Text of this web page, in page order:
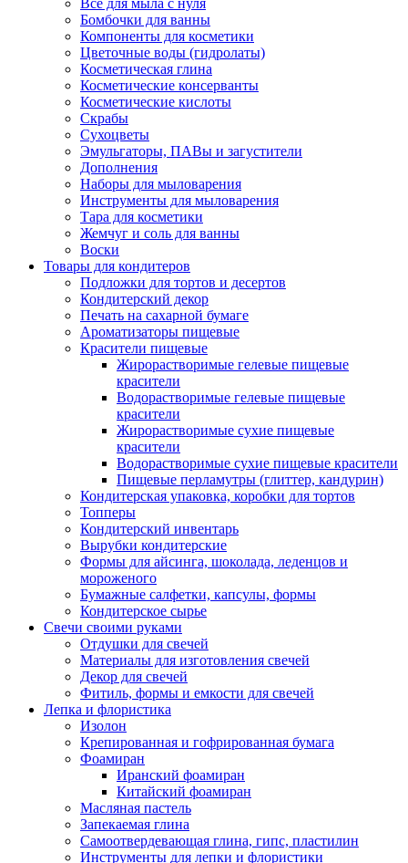
Бомбочки для ванны
Компоненты для косметики
Цветочные воды (гидролаты)
Косметическая глина
Косметические консерванты
Косметические кислоты
Скрабы
Сухоцветы
Эмульгаторы, ПАВы и загустители
Дополнения
Наборы для мыловарения
Инструменты для мыловарения
Тара для косметики
Жемчуг и соль для ванны
Воски
Товары для кондитеров
Подложки для тортов и десертов
Кондитерский декор
Печать на сахарной бумаге
Ароматизаторы пищевые
Красители пищевые
Жирорастворимые гелевые пищевые
красители
Водорастворимые гелевые пищевые
красители
Жирорастворимые сухие пищевые
красители
Водорастворимые сухие пищевые красители
Пищевые перламутры (глиттер, кандурин)
Кондитерская упаковка, коробки для тортов
Топперы
Кондитерский инвентарь
Вырубки кондитерские
Формы для айсинга, шоколада, леденцов и
мороженого
Бумажные салфетки, капсулы, формы
Кондитерское сырье
Свечи своими руками
Отдушки для свечей
Материалы для изготовления свечей
Декор для свечей
Фитиль, формы и емкости для свечей
Лепка и флористика
Изолон
Крепированная и гофрированная бумага
Фоамиран
Иранский фоамиран
Китайский фоамиран
Масляная пастель
Запекаемая глина
Самоотвердевающая глина, гипс, пластилин
Инструменты для лепки и флористики